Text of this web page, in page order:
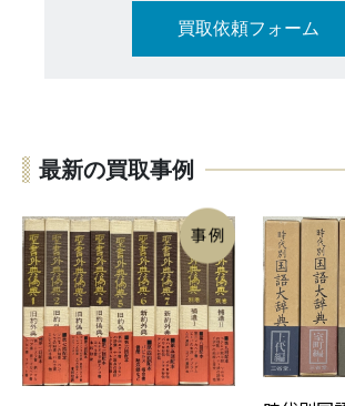
買取依頼フォーム
最新の買取事例